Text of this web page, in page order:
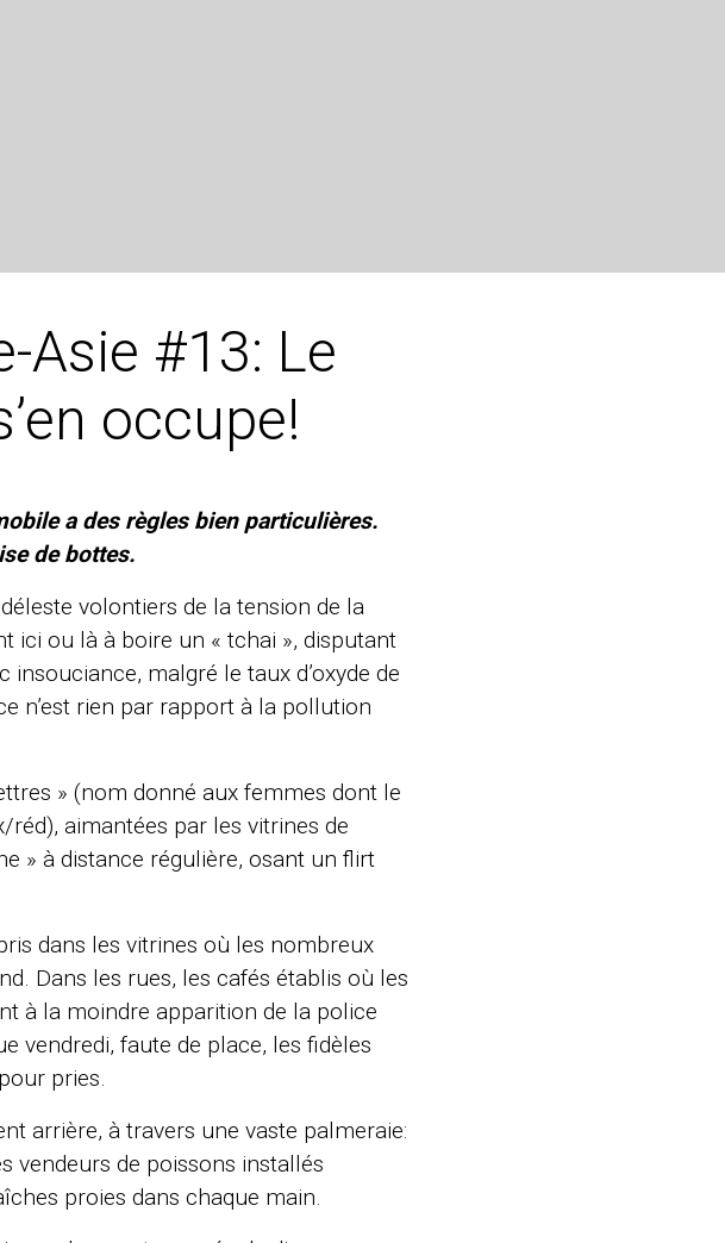
Asie #13: Le
occupe!
a des règles bien particulières.
de bottes.
volontiers de la tension de la
ici ou là à boire un « tchai », disputant
malgré le taux d’oxyde de
n’est rien par rapport à la pollution
» (nom donné aux femmes dont le
aimantées par les vitrines de
» à distance régulière, osant un flirt
dans les vitrines où les nombreux
Dans les rues, les cafés établis où les
à la moindre apparition de la police
vendredi, faute de place, les fidèles
pries.
arrière, à travers une vaste palmeraie:
vendeurs de poissons installés
proies dans chaque main.